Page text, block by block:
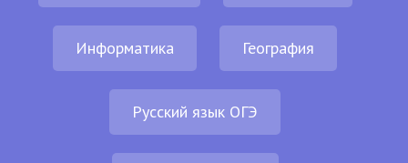
Информатика География
Русский язык ОГЭ